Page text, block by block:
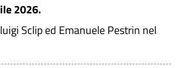
2026.
Sclip ed Emanuele Pestrin nel